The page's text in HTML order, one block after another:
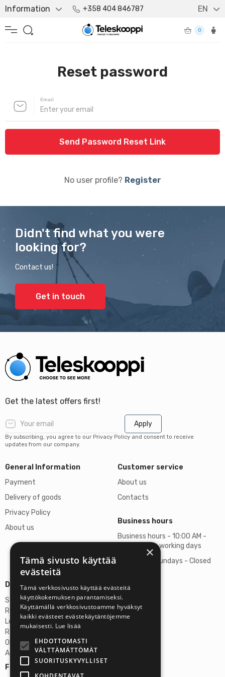
Information +358 404 846787 EN
0
Reset password
Email
Send Password Reset Link
No user profile? Register
Didn't find what you were
looking for?
Contact us!
Get in touch
Get the latest offers first!
Apply
By subscribing, you agree to our Privacy Policy and consent to receive
updates from our company.
General Information
Payment
Delivery of goods
Privacy Policy
About us
Customer service
About us
Contacts
Business hours
Business hours - 10:00 AM -
06:00 PM on working days
Saturdays, Sundays - Closed
Follow us:
Details
Stardust Finland Oy
Registration no: 2972445-9
Legal Address
Rantatie 37 C75, 33250 Tampere
OP Tampere
Account No.: FI6357300820922629
×
Tämä sivusto käyttää
evästeitä
Tämä verkkosivusto käyttää evästeitä
käyttökokemuksen parantamiseksi.
Käyttämällä verkkosivustoamme hyväksyt
kaikki evästeet evästekäytäntöjemme
mukaisesti. Lue lisää
EHDOTTOMASTI
VÄLTTÄMÄTTÖMÄT
SUORITUSKYVYLLISET